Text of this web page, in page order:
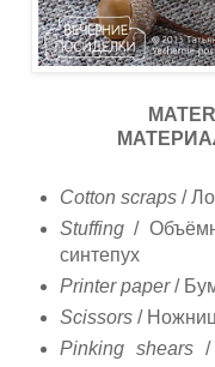
Cotton scraps/
Stuffing/
синтепух
Printer paper/
Scissors/
Pinking shears/